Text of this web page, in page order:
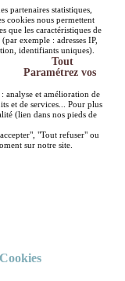
partenaires statistiques,
cookies nous permettent
que les caractéristiques de
exemple : adresses IP,
identifiants uniques).
Tout
Paramétrez vos
: analyse et amélioration de
et de services... Pour plus
(lien dans nos pieds de
"Tout refuser" ou
sur notre site.